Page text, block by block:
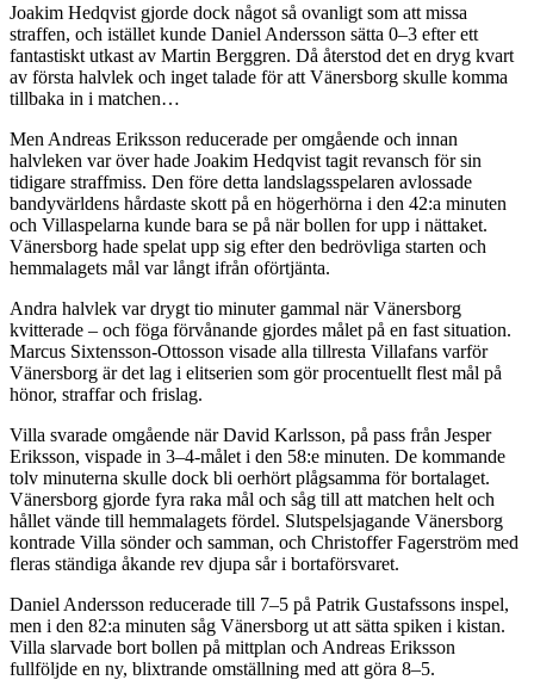
Joakim Hedqvist gjorde dock något så ovanligt som att missa
straffen, och istället kunde Daniel Andersson sätta 0–3 efter ett
fantastiskt utkast av Martin Berggren. Då återstod det en dryg kvart
av första halvlek och inget talade för att Vänersborg skulle komma
tillbaka in i matchen…
Men Andreas Eriksson reducerade per omgående och innan
halvleken var över hade Joakim Hedqvist tagit revansch för sin
tidigare straffmiss. Den före detta landslagsspelaren avlossade
bandyvärldens hårdaste skott på en högerhörna i den 42:a minuten
och Villaspelarna kunde bara se på när bollen for upp i nättaket.
Vänersborg hade spelat upp sig efter den bedrövliga starten och
hemmalagets mål var långt ifrån oförtjänta.
Andra halvlek var drygt tio minuter gammal när Vänersborg
kvitterade – och föga förvånande gjordes målet på en fast situation.
Marcus Sixtensson-Ottosson visade alla tillresta Villafans varför
Vänersborg är det lag i elitserien som gör procentuellt flest mål på
hönor, straffar och frislag.
Villa svarade omgående när David Karlsson, på pass från Jesper
Eriksson, vispade in 3–4-målet i den 58:e minuten. De kommande
tolv minuterna skulle dock bli oerhört plågsamma för bortalaget.
Vänersborg gjorde fyra raka mål och såg till att matchen helt och
hållet vände till hemmalagets fördel. Slutspelsjagande Vänersborg
kontrade Villa sönder och samman, och Christoffer Fagerström med
fleras ständiga åkande rev djupa sår i bortaförsvaret.
Daniel Andersson reducerade till 7–5 på Patrik Gustafssons inspel,
men i den 82:a minuten såg Vänersborg ut att sätta spiken i kistan.
Villa slarvade bort bollen på mittplan och Andreas Eriksson
fullföljde en ny, blixtrande omställning med att göra 8–5.